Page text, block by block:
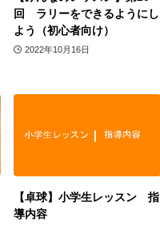
回 ラリーをできるようにし
よう（初心者向け）
2022年10月16日
【卓球】小学生レッスン 指
導内容